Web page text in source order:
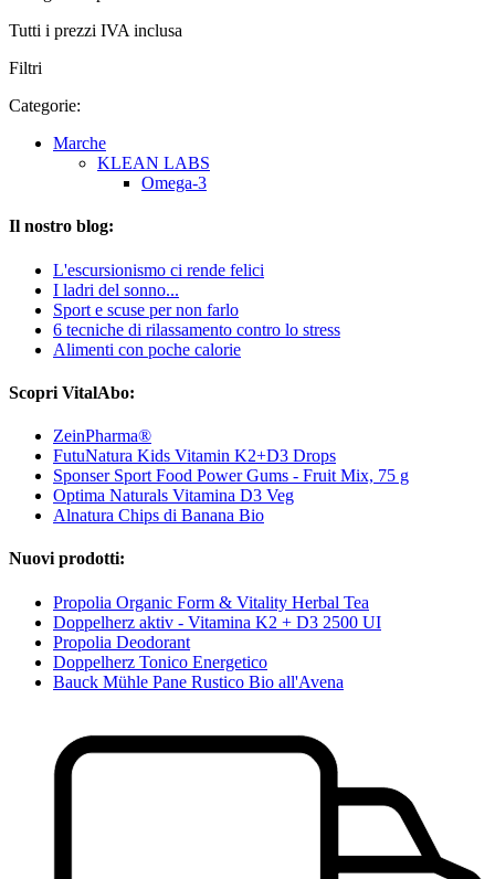
Tutti i prezzi IVA inclusa
Filtri
Categorie:
Marche
KLEAN LABS
Omega-3
Il nostro blog:
L'escursionismo ci rende felici
I ladri del sonno...
Sport e scuse per non farlo
6 tecniche di rilassamento contro lo stress
Alimenti con poche calorie
Scopri VitalAbo:
ZeinPharma®
FutuNatura Kids Vitamin K2+D3 Drops
Sponser Sport Food Power Gums - Fruit Mix, 75 g
Optima Naturals Vitamina D3 Veg
Alnatura Chips di Banana Bio
Nuovi prodotti:
Propolia Organic Form & Vitality Herbal Tea
Doppelherz aktiv - Vitamina K2 + D3 2500 UI
Propolia Deodorant
Doppelherz Tonico Energetico
Bauck Mühle Pane Rustico Bio all'Avena